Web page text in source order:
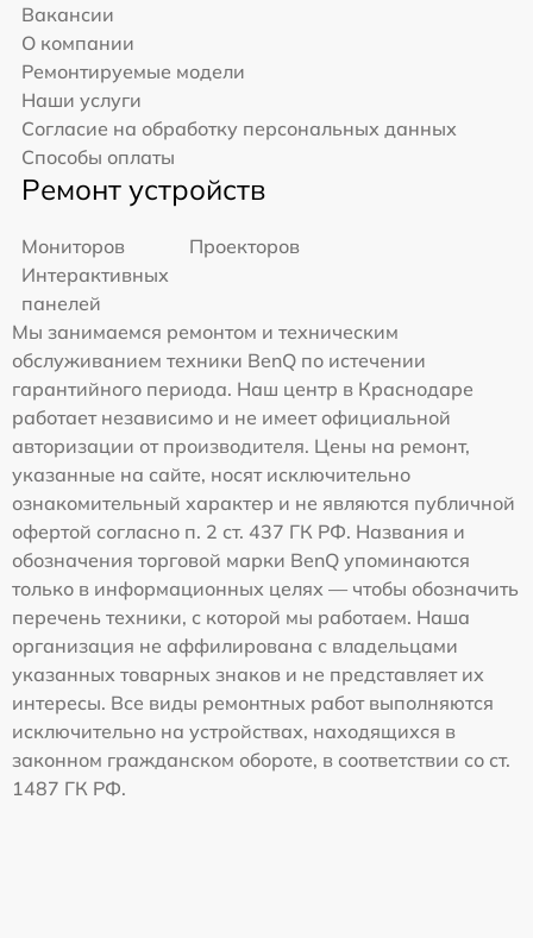
Вакансии
О компании
Ремонтируемые модели
Наши услуги
Согласие на обработку персональных данных
Способы оплаты
Ремонт устройств
Мониторов
Проекторов
Интерактивных
панелей
Мы занимаемся ремонтом и техническим
обслуживанием техники BenQ по истечении
гарантийного периода. Наш центр в Краснодаре
работает независимо и не имеет официальной
авторизации от производителя. Цены на ремонт,
указанные на сайте, носят исключительно
ознакомительный характер и не являются публичной
офертой согласно п. 2 ст. 437 ГК РФ. Названия и
обозначения торговой марки BenQ упоминаются
только в информационных целях — чтобы обозначить
перечень техники, с которой мы работаем. Наша
организация не аффилирована с владельцами
указанных товарных знаков и не представляет их
интересы. Все виды ремонтных работ выполняются
исключительно на устройствах, находящихся в
законном гражданском обороте, в соответствии со ст.
1487 ГК РФ.